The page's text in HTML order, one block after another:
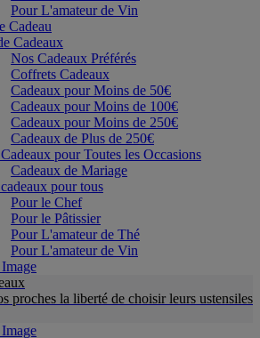
Pour L'amateur de Vin
Cadeau
Cadeaux
Nos Cadeaux Préférés
Coffrets Cadeaux
Cadeaux pour Moins de 50€
Cadeaux pour Moins de 100€
Cadeaux pour Moins de 250€
Cadeaux de Plus de 250€
pour Toutes les Occasions
Cadeaux de Mariage
pour tous
Pour le Chef
Pour le Pâtissier
Pour L'amateur de Thé
Pour L'amateur de Vin
proches la liberté de choisir leurs ustensiles